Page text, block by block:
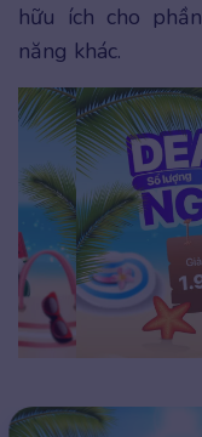
hữu ích cho
năng khác.